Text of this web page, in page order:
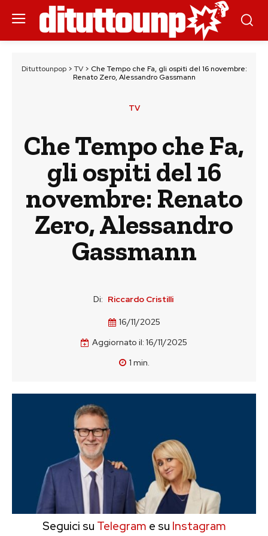
Dituttounpop> TV> Che Tempo che Fa, gli ospiti del 16 novembre:
Renato Zero, Alessandro Gassmann
TV
Che Tempo che Fa,
gli ospiti del 16
novembre: Renato
Zero, Alessandro
Gassmann
Di: Riccardo Cristilli
16/11/2025
Aggiornato il: 16/11/2025
1 min.
Seguici su Telegram e su Instagram